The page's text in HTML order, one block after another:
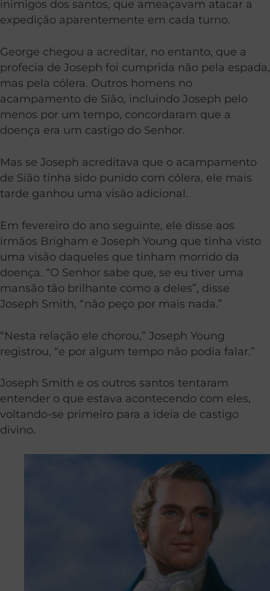
inimigos dos santos, que ameaçavam atacar a
expedição aparentemente em cada turno.
George chegou a acreditar, no entanto, que a
profecia de Joseph foi cumprida não pela espada,
mas pela cólera. Outros homens no
acampamento de Sião, incluindo Joseph pelo
menos por um tempo, concordaram que a
doença era um castigo do Senhor.
Mas se Joseph acreditava que o acampamento
de Sião tinha sido punido com cólera, ele mais
tarde ganhou uma visão adicional.
Em fevereiro do ano seguinte, ele disse aos
irmãos Brigham e Joseph Young que tinha visto
uma visão daqueles que tinham morrido da
doença. “O Senhor sabe que, se eu tiver uma
mansão tão brilhante como a deles”, disse
Joseph Smith, “não peço por mais nada.”
“Nesta relação ele chorou,” Joseph Young
registrou, “e por algum tempo não podia falar.”
Joseph Smith e os outros santos tentaram
entender o que estava acontecendo com eles,
voltando-se primeiro para a ideia de castigo
divino.